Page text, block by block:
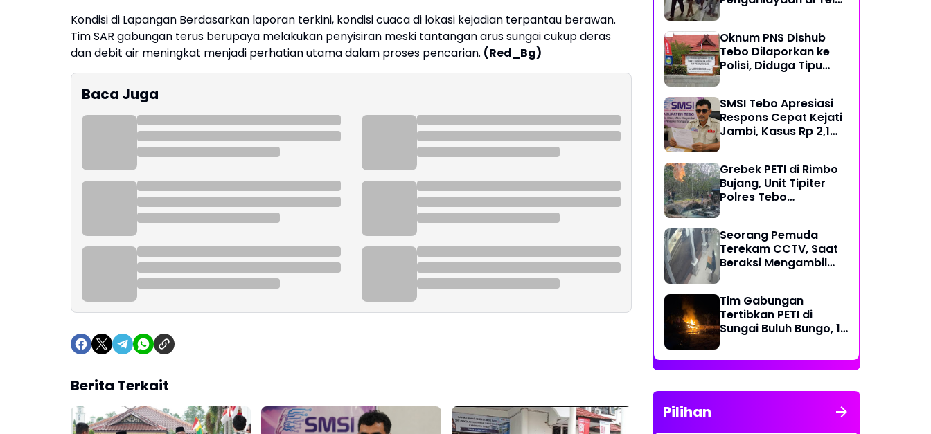
Kondisi di Lapangan Berdasarkan laporan terkini, kondisi cuaca di lokasi kejadian terpantau berawan.
Tim SAR gabungan terus berupaya melakukan penyisiran meski tantangan arus sungai cukup deras
dan debit air meningkat menjadi perhatian utama dalam proses pencarian. (Red_Bg)
Baca Juga
Berita Terkait
Restoratif
Oknum PNS Dishub
Tebo Dilaporkan ke
Polisi, Diduga Tipu
Kerja
SMSI Tebo Apresiasi
Respons Cepat Kejati
Jambi, Kasus Rp 2,1
Grebek PETI di Rimbo
Bujang, Unit Tipiter
Polres Tebo
Cara Dibakar
Seorang Pemuda
Terekam CCTV, Saat
Beraksi Mengambil
Tim Gabungan
Tertibkan PETI di
Sungai Buluh Bungo, 15
Dibakar
Pilihan